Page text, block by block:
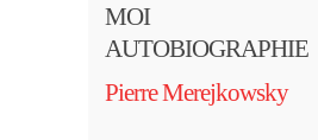
MOI
AUTOBIOGRAPHIE
Pierre Merejkowsky